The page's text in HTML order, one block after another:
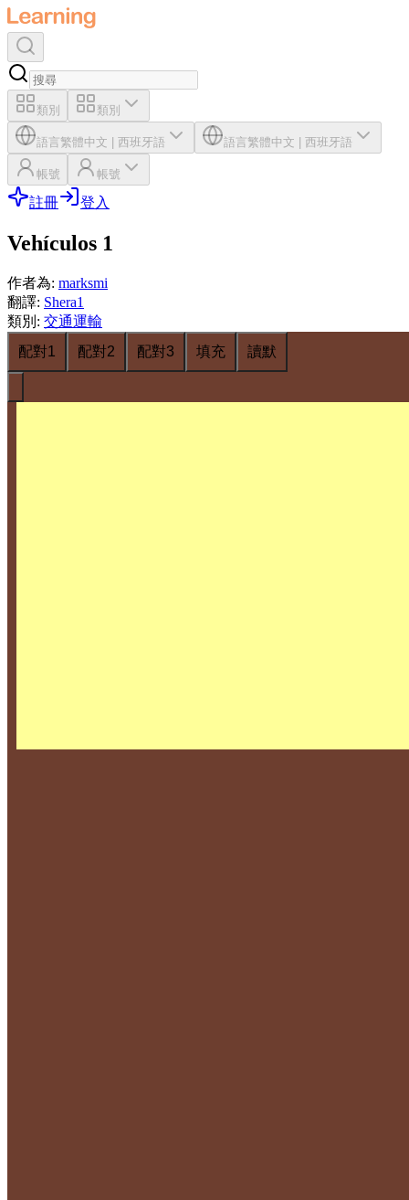
類別 類別
語言繁體中文 西班牙語 語言繁體中文 西班牙語
帳號 帳號
註冊 登入
Vehículos 1
作者為: marksmi
翻譯: Shera1
類別 : 交通運輸
配對1
配對2 配對3 填充 讀默